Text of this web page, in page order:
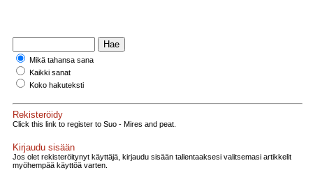
Mikä tahansa sana
Kaikki sanat
Koko hakuteksti
Rekisteröidy
Click this link to register to Suo - Mires and peat.
Kirjaudu sisään
Jos olet rekisteröitynyt käyttäjä, kirjaudu sisään tallentaaksesi valitsemasi artikkelit
myöhempää käyttöä varten.